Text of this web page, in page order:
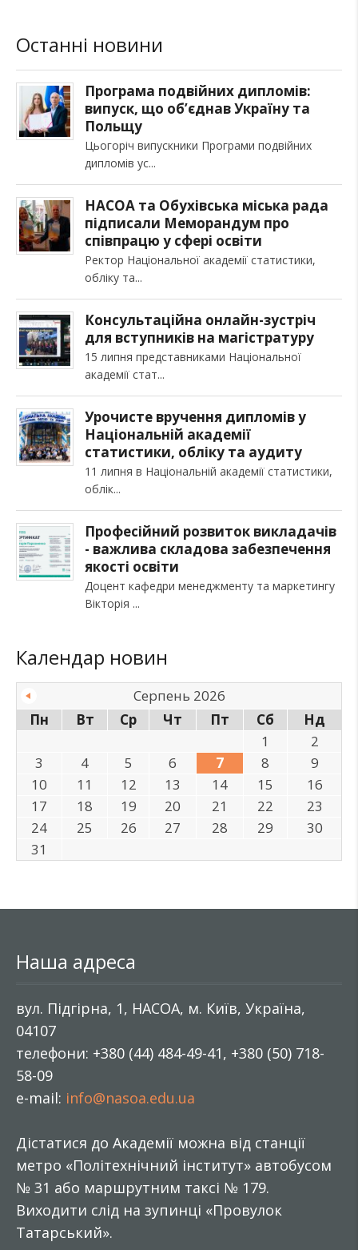
Останні новини
Програма подвійних дипломів:
випуск, що об’єднав Україну та
Польщу
Цьогоріч випускники Програми подвійних
дипломів ус
НАСОА та Обухівська міська рада
підписали Меморандум про
співпрацю у сфері освіти
Ректор Національної академії статистики,
обліку та
Консультаційна онлайн-зустріч
для вступників на магістратуру
15 липня представниками Національної
академії стат
Урочисте вручення дипломів у
Національній академії
статистики, обліку та аудиту
11 липня в Національній академії статистики,
облік
Професійний розвиток викладачів
- важлива складова забезпечення
якості освіти
Доцент кафедри менеджменту та маркетингу
Вікторія
Календар новин
Серпень 2026
Пн
Вт Ср Чт Пт Сб
Нд
1
2
3
4 5 6 7 8
9
10
11 12 13 14 15
16
17
18 19 20 21 22
23
24
25 26 27 28 29
30
31
Наша адреса
вул. Підгірна, 1, НАСОА, м. Київ, Україна,
04107
телефони: +380 (44) 484-49-41, +380 (50) 718-
58-09
e-mail: info@nasoa.edu.ua
Дістатися до Академії можна від станції
метро «Політехнічний інститут» автобусом
№ 31 або маршрутним таксі № 179.
Виходити слід на зупинці «Провулок
Татарський».